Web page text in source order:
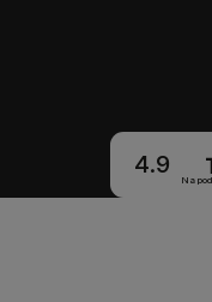
4.9
Na